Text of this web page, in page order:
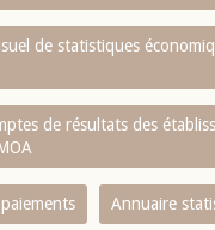
de statistiques
de résultats des
Annuaire